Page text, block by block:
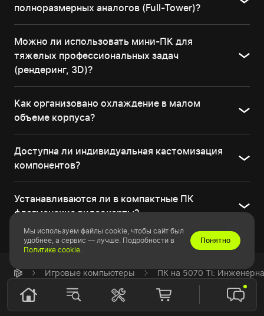
полноразмерных аналогов (Full-Tower)?
Можно ли использовать мини-ПК для
тяжелых профессиональных задач
(рендеринг, 3D)?
Как организовано охлаждение в малом
объеме корпуса?
Доступна ли индивидуальная кастомизация
компонентов?
Устанавливаются ли в компактные ПК
флагманские видеокарты?
Игровые компьютеры ПК на 5070 Ti:
Магазин
Мы используем файлы cookie, чтобы сайт был
удобнее, а сервис — лучше. Подробности в
Политике cookie.
Понятно